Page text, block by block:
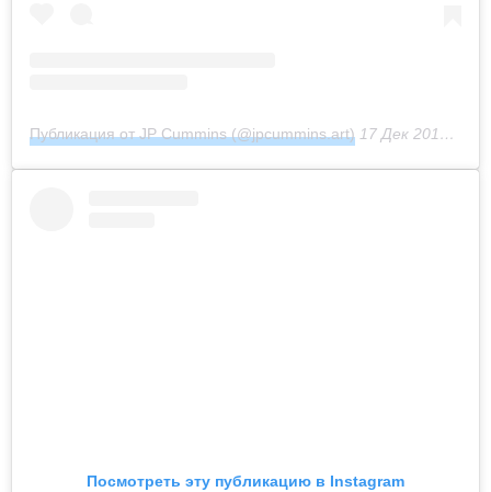
Публикация от JP Cummins (@jpcummins.art) 17 Дек 2018 в 4:49 PST
Посмотреть эту публикацию в Instagram